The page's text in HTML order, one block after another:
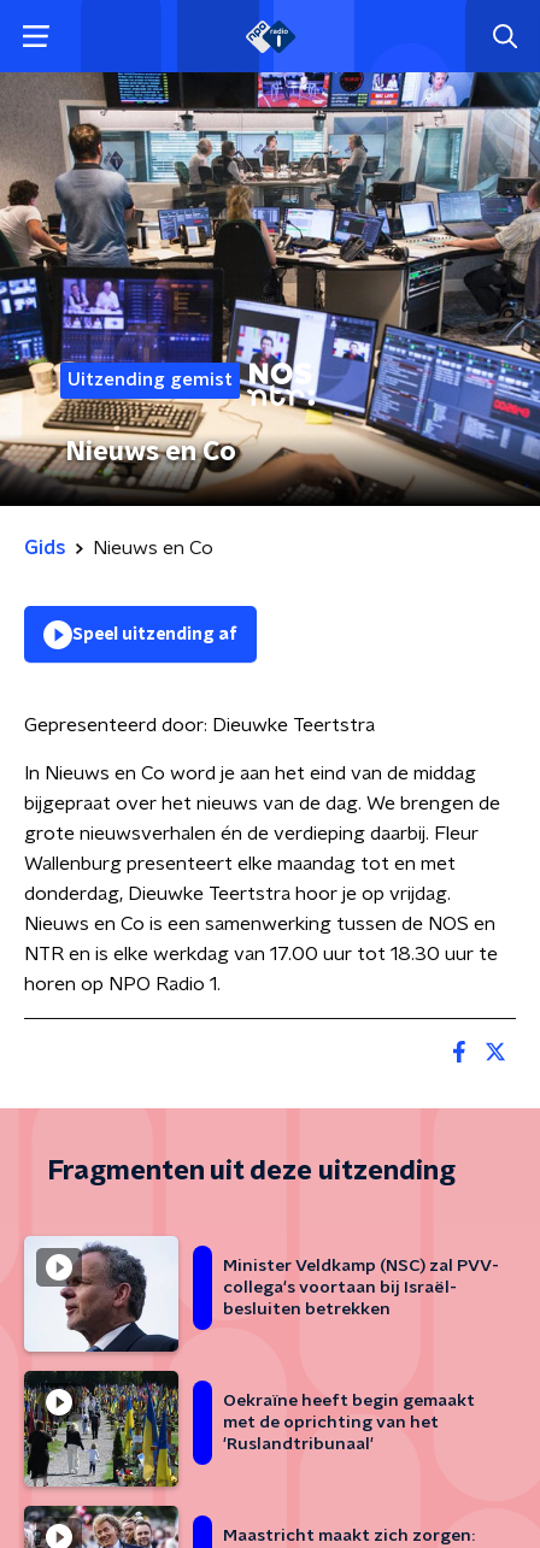
Uitzending gemist
Nieuws en Co
Gids Nieuws en Co
Speel uitzending af
Gepresenteerd door: Dieuwke Teertstra
In Nieuws en Co word je aan het eind van de middag
bijgepraat over het nieuws van de dag. We brengen de
grote nieuwsverhalen én de verdieping daarbij. Fleur
Wallenburg presenteert elke maandag tot en met
donderdag, Dieuwke Teertstra hoor je op vrijdag.
Nieuws en Co is een samenwerking tussen de NOS en
NTR en is elke werkdag van 17.00 uur tot 18.30 uur te
horen op NPO Radio 1.
Fragmenten uit deze uitzending
Minister Veldkamp (NSC) zal PVV-
collega's voortaan bij Israël-
besluiten betrekken
Oekraïne heeft begin gemaakt
met de oprichting van het
'Ruslandtribunaal'
Maastricht maakt zich zorgen: